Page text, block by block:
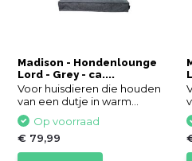
Madison - Hondenlounge
Lord - Grey - ca....
Voor huisdieren die houden
van een dutje in warm...
Op voorraad
€ 79,99